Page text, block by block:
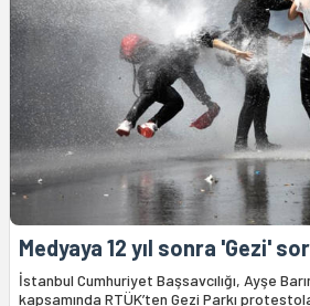
Medyaya 12 yıl sonra 'Gezi'
İstanbul Cumhuriyet Başsavcılığı, Ayşe
kapsamında RTÜK’ten Gezi Parkı